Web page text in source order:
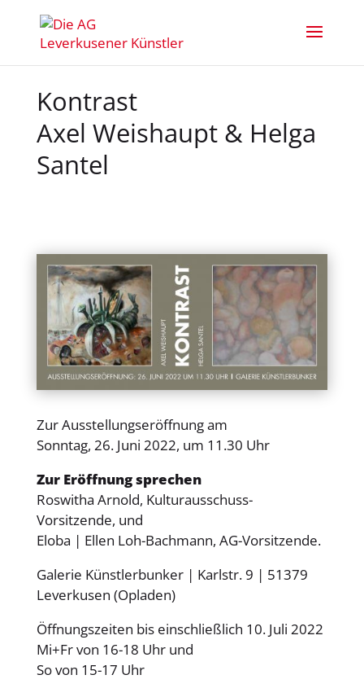
Kontrast
Axel Weishaupt & Helga
Santel
Zur Ausstellungseröffnung am
Sonntag, 26. Juni 2022, um 11.30 Uhr
Zur Eröffnung sprechen
Roswitha Arnold, Kulturausschuss-
Vorsitzende, und
Eloba | Ellen Loh-Bachmann, AG-Vorsitzende.
Galerie Künstlerbunker | Karlstr. 9 | 51379
Leverkusen (Opladen)
Öffnungszeiten bis einschließlich 10. Juli 2022
Mi+Fr von 16-18 Uhr und
So von 15-17 Uhr